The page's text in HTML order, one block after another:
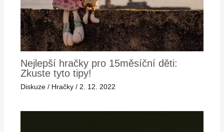
Nejlepší hračky pro 15měsíční děti:
Zkuste tyto tipy!
Diskuze / Hračky / 2. 12. 2022